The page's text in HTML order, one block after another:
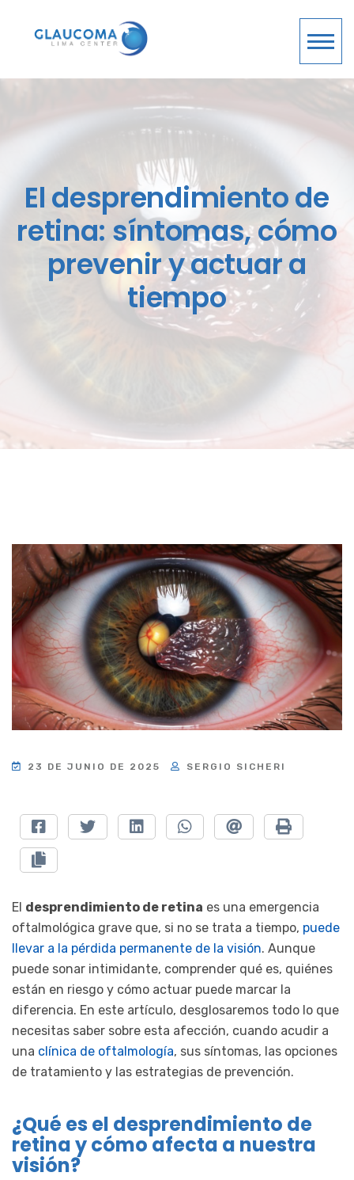
El desprendimiento de
retina: síntomas, cómo
prevenir y actuar a
tiempo
23 DE JUNIO DE 2025 SERGIO SICHERI
El desprendimiento de retina es una emergencia
oftalmológica grave que, si no se trata a tiempo, puede
llevar a la pérdida permanente de la visión. Aunque
puede sonar intimidante, comprender qué es, quiénes
están en riesgo y cómo actuar puede marcar la
diferencia. En este artículo, desglosaremos todo lo que
necesitas saber sobre esta afección, cuando acudir a
una clínica de oftalmología, sus síntomas, las opciones
de tratamiento y las estrategias de prevención.
¿Qué es el desprendimiento de
retina y cómo afecta a nuestra
visión?